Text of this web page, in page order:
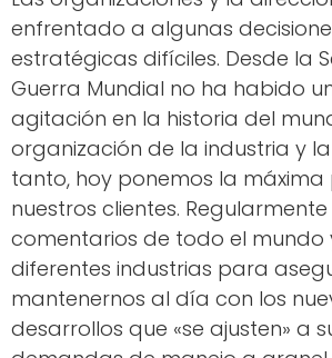
enfrentado a algunas
estratégicas difíciles. Desde la
Guerra Mundial no ha habido
agitación en la historia del
organización de la industria y
tanto, hoy ponemos la
nuestros clientes.
comentarios de todo el mundo
diferentes industrias para
mantenernos al día con los
desarrollos que «se ajusten» a